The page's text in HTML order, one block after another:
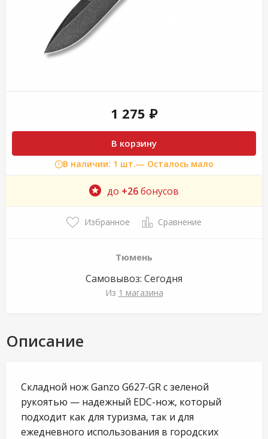
1 275 ₽
В корзину
В наличии: 1 шт.— Осталось мало
до +26бонусов
Избранное Сравнение
Тюмень
Самовывоз: Сегодня
Из 1 магазина
Описание
Складной нож Ganzo G627-GR с зеленой
рукоятью — надежный EDC-нож, который
подходит как для туризма, так и для
ежедневного использования в городских